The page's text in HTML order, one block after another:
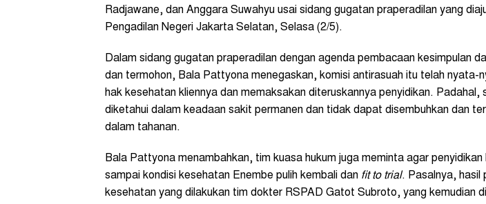
Radjawane, dan Anggara Suwahyu usai sidang gugatan praperadilan yang
Pengadilan Negeri Jakarta Selatan, Selasa (2/5).
Dalam sidang gugatan praperadilan dengan agenda pembacaan kesimpulan
dan termohon, Bala Pattyona menegaskan, komisi antirasuah itu telah nyata-
hak kesehatan kliennya dan memaksakan diteruskannya penyidikan. Padahal,
diketahui dalam keadaan sakit permanen dan tidak dapat disembuhkan dan
dalam tahanan.
Bala Pattyona menambahkan, tim kuasa hukum juga meminta agar penyidikan
sampai kondisi kesehatan Enembe pulih kembali dan fit to trial. Pasalnya, hasil
kesehatan yang dilakukan tim dokter RSPAD Gatot Subroto, yang kemudian